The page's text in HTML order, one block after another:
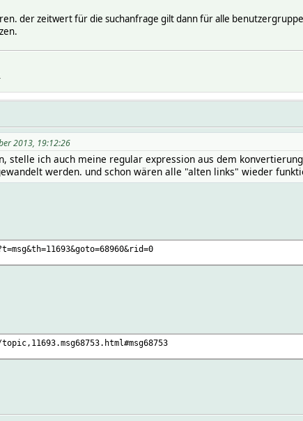
der zeitwert für die suchanfrage gilt dann für alle
2013, 19:12:26
stelle ich auch meine regular expression aus dem
werden. und schon wären alle "alten links" wieder